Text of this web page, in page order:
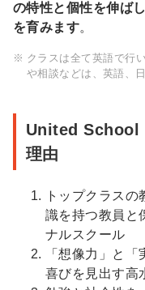
の特性と個性を伸ば
を育みます。
クラスは全て英語で行
や相談などは、英語、
United School
理由
トップクラス
識を持つ教員と
ナルスクール
「想像力」と
喜びを見出す高